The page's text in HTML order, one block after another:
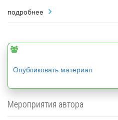
подробнее
Опубликовать материал
Мероприятия автора